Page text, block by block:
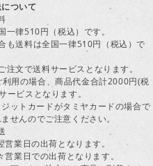
ついて
一律510円（税込）です。
も送料は全国一律510円（税込）で
文で送料サービスとなります。
用の場合、商品代金合計2000円(税
ービスとなります。
ットカードがタミヤカードの場合で
せんのでご注意ください。
業日の出荷となります。
業日での出荷となります。